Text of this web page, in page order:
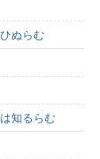
ぬらむ
知るらむ